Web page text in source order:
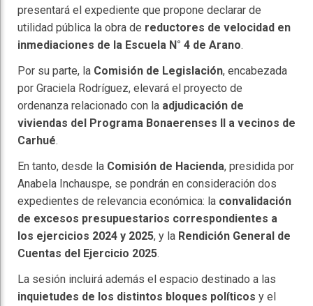
presentará el expediente que propone declarar de
utilidad pública la obra de reductores de velocidad en
inmediaciones de la Escuela N° 4 de Arano.
Por su parte, la Comisión de Legislación, encabezada
por Graciela Rodríguez, elevará el proyecto de
ordenanza relacionado con la adjudicación de
viviendas del Programa Bonaerenses II a vecinos de
Carhué.
En tanto, desde la Comisión de Hacienda, presidida por
Anabela Inchauspe, se pondrán en consideración dos
expedientes de relevancia económica: la convalidación
de excesos presupuestarios correspondientes a
los ejercicios 2024 y 2025, y la Rendición General de
Cuentas del Ejercicio 2025.
La sesión incluirá además el espacio destinado a las
inquietudes de los distintos bloques políticos y el